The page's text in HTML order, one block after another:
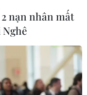
nạn nhân mất